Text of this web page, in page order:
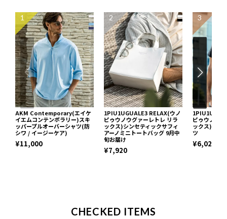
1
AKM Contemporary(エイケ
イエムコンテンポラリー)スキ
ッパープルオーバーシャツ(防
シワ / イージーケア)
¥11,000
2
1PIU1UGUALE3 RELAX(ウノ
ピゥウノウグァーレトレ リラ
ックス)シンセティックサフィ
アーノミニトートバッグ 9月中
旬お届け
¥7,920
3
ピゥウノウ
ックス)ネッ
ツ
¥6,029
CHECKED ITEMS